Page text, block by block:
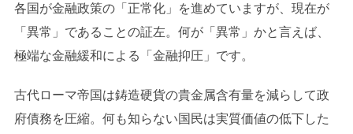
各国が金融政策の「正常化」を進めていますが、現在が
「異常」であることの証左。何が「異常」かと言えば、
極端な金融緩和による「金融抑圧」です。
古代ローマ帝国は鋳造硬貨の貴金属含有量を減らして政
府債務を圧縮。何も知らない国民は実質価値の低下した